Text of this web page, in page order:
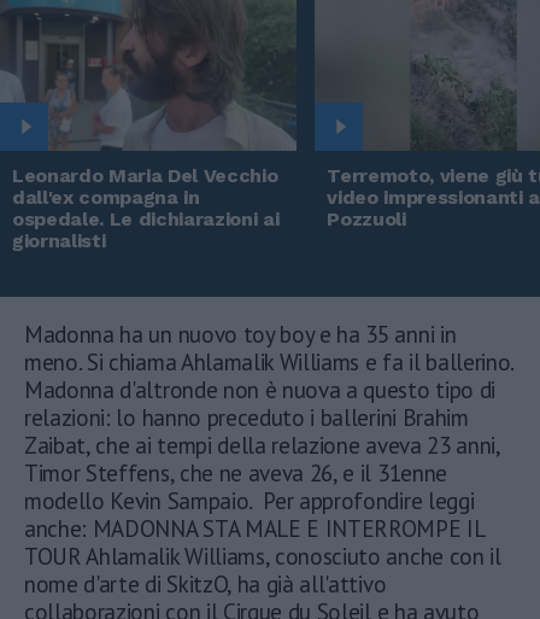
Leonardo Maria Del Vecchio
dall'ex compagna in
ospedale. Le dichiarazioni ai
giornalisti
Terremoto, viene giù
video impressionanti a
Pozzuoli
Madonna ha un nuovo toy boy e ha 35 anni in
meno. Si chiama Ahlamalik Williams e fa il ballerino.
Madonna d'altronde non è nuova a questo tipo di
relazioni: lo hanno preceduto i ballerini Brahim
Zaibat, che ai tempi della relazione aveva 23 anni,
Timor Steffens, che ne aveva 26, e il 31enne
modello Kevin Sampaio. Per approfondire leggi
anche: MADONNA STA MALE E INTERROMPE IL
TOUR Ahlamalik Williams, conosciuto anche con il
nome d'arte di SkitzO, ha già all'attivo
collaborazioni con il Cirque du Soleil e ha avuto